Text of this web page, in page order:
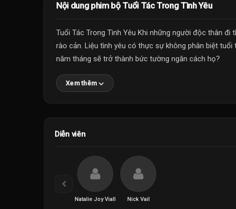
Nội dung phim bộ Tuổi Tác Trong Tình Yêu
Tuổi Tác Trong Tình Yêu Khi những người độc thân đi
rào cản. Liệu tình yêu có thực sự không phân biệt tuổi
năm tháng sẽ trở thành bức tường ngăn cách họ?
Xem thêm
Diễn viên
Natalie Joy Viall Nick Vail